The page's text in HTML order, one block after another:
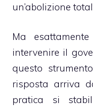
un’abolizione
Ma
intervenire il
questo
risposta arriva
pratica si